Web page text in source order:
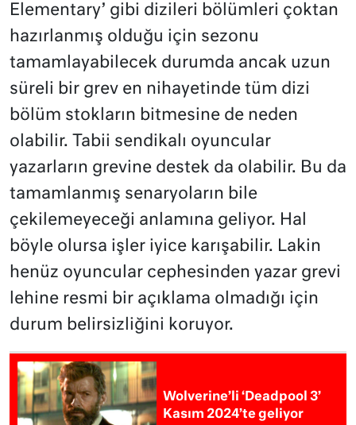
Elementary’ gibi dizileri bölümleri çoktan
hazırlanmış olduğu için sezonu
tamamlayabilecek durumda ancak uzun
süreli bir grev en nihayetinde tüm dizi
bölüm stokların bitmesine de neden
olabilir. Tabii sendikalı oyuncular
yazarların grevine destek da olabilir. Bu da
tamamlanmış senaryoların bile
çekilemeyeceği anlamına geliyor. Hal
böyle olursa işler iyice karışabilir. Lakin
henüz oyuncular cephesinden yazar grevi
lehine resmi bir açıklama olmadığı için
durum belirsizliğini koruyor.
Wolverine’li ‘Deadpool 3’
Kasım 2024’te geliyor